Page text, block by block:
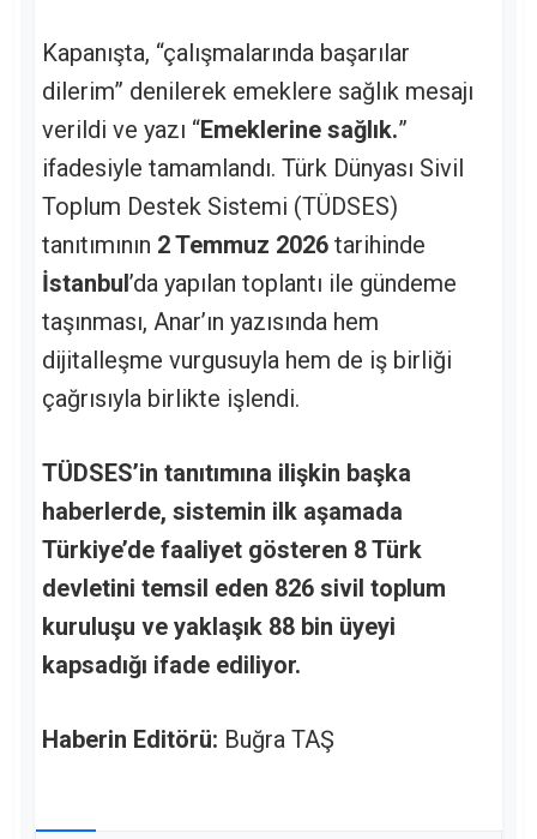
Kapanışta, “çalışmalarında başarılar
dilerim” denilerek emeklere sağlık mesajı
verildi ve yazı “Emeklerine sağlık.”
ifadesiyle tamamlandı. Türk Dünyası Sivil
Toplum Destek Sistemi (TÜDSES)
tanıtımının 2 Temmuz 2026 tarihinde
İstanbul’da yapılan toplantı ile gündeme
taşınması, Anar’ın yazısında hem
dijitalleşme vurgusuyla hem de iş birliği
çağrısıyla birlikte işlendi.
TÜDSES’in tanıtımına ilişkin başka
haberlerde, sistemin ilk aşamada
Türkiye’de faaliyet gösteren 8 Türk
devletini temsil eden 826 sivil toplum
kuruluşu ve yaklaşık 88 bin üyeyi
kapsadığı ifade ediliyor.
Haberin Editörü: Buğra TAŞ